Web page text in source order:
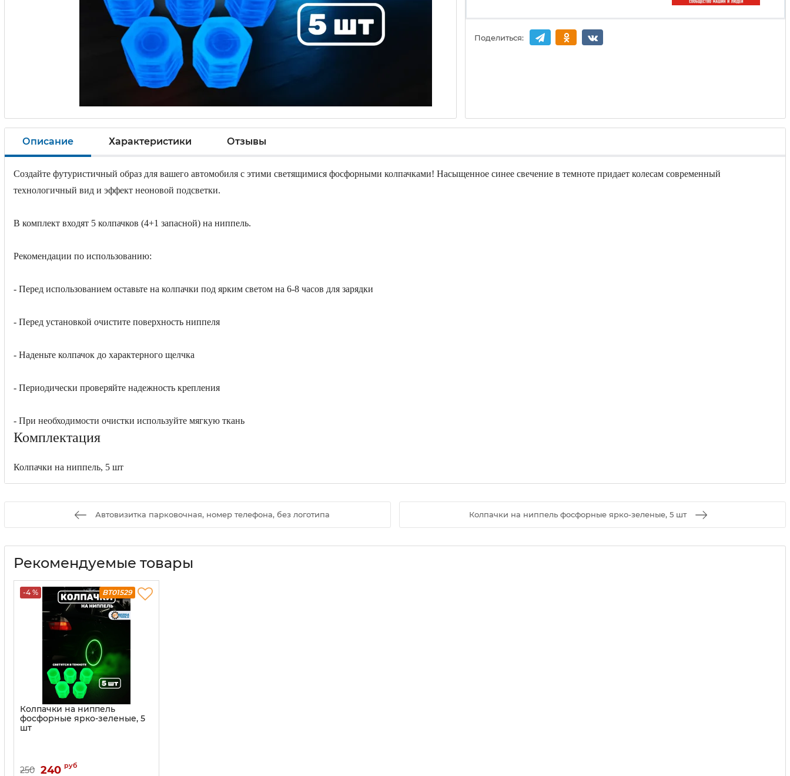
Поделиться:
Описание Характеристики Отзывы
Создайте футуристичный образ для вашего автомобиля с этими светящимися фосфорными колпачками! Насыщенное синее свечение в темноте придает колесам современный
технологичный вид и эффект неоновой подсветки.
В комплект входят 5 колпачков (4+1 запасной) на ниппель.
Рекомендации по использованию:
- Перед использованием оставьте на колпачки под ярким светом на 6-8 часов для зарядки
- Перед установкой очистите поверхность ниппеля
- Наденьте колпачок до характерного щелчка
- Периодически проверяйте надежность крепления
- При необходимости очистки используйте мягкую ткань
Комплектация
Колпачки на ниппель, 5 шт
Автовизитка парковочная, номер телефона, без логотипа Колпачки на ниппель фосфорные ярко-зеленые, 5 шт
Рекомендуемые товары
-4 % BT01529
Колпачки на ниппель
фосфорные ярко-зеленые, 5
шт
250 240 руб